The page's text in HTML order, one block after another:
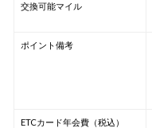
交換可能マイル
ポイント備考
ETCカード年会費（税込）